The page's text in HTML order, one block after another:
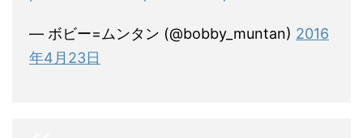
— ボビー=ムンタン (@bobby_muntan) 2016
年4月23日